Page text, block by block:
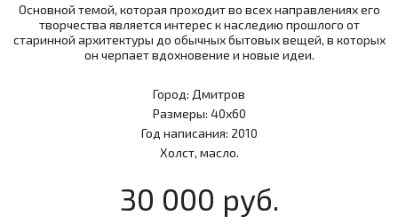
Основной темой, которая проходит во всех направлениях его
творчества является интерес к наследию прошлого от
старинной архитектуры до обычных бытовых вещей, в которых
он черпает вдохновение и новые идеи.
Город: Дмитров
Размеры: 40х60
Год написания: 2010
Холст, масло.
30 000 руб.